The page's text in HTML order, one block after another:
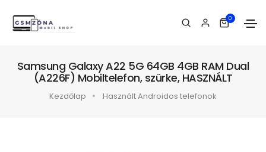
0
Samsung Galaxy A22 5G 64GB 4GB RAM Dual
(A226F) Mobiltelefon, szürke, HASZNÁLT
Kezdőlap Használt Androidos telefonok